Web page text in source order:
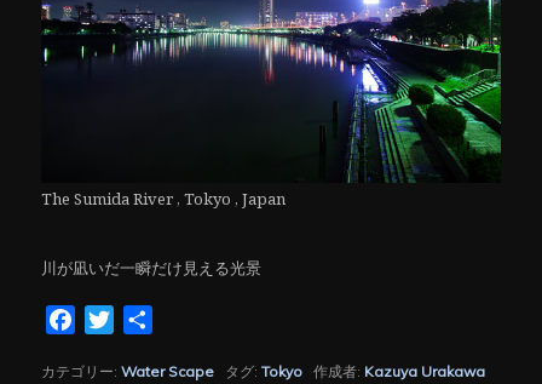
The Sumida River , Tokyo , Japan
川が凪いだ一瞬だけ見える光景
FacebookTwitter
カテゴリー:Water Scape タグ:Tokyo 作成者: Kazuya Urakawa